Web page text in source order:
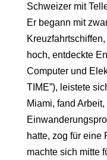
Schweizer mit
Er begann mit
hoch, entdeckte
Computer und
TIME”), leistete
Miami, fand
hatte, zog für eine
machte sich mitte